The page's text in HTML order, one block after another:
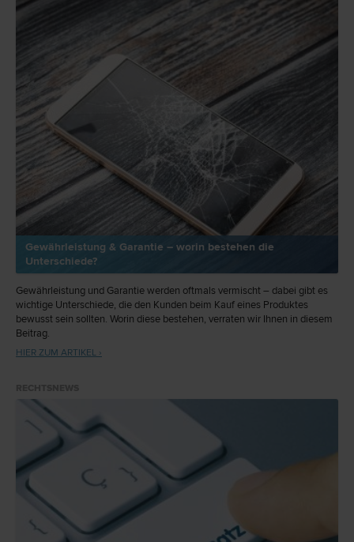
Gewährleistung & Garantie – worin bestehen die
Unterschiede?
Gewährleistung und Garantie werden oftmals vermischt – dabei gibt es
wichtige Unterschiede, die den Kunden beim Kauf eines Produktes
bewusst sein sollten. Worin diese bestehen, verraten wir Ihnen in diesem
Beitrag.
HIER ZUM ARTIKEL ›